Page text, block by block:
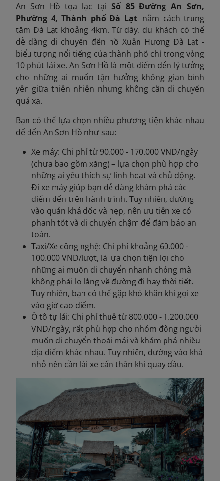
An Sơn Hồ tọa lạc tại Số 85 Đường An Sơn,
Phường 4, Thành phố Đà Lạt, nằm cách trung
tâm Đà Lạt khoảng 4km. Từ đây, du khách có thể
dễ dàng di chuyển đến hồ Xuân Hương Đà Lạt -
biểu tượng nổi tiếng của thành phố chỉ trong vòng
10 phút lái xe. An Sơn Hồ là một điểm đến lý tưởng
cho những ai muốn tận hưởng không gian bình
yên giữa thiên nhiên nhưng không cần di chuyển
quá xa.
Bạn có thể lựa chọn nhiều phương tiện khác nhau
để đến An Sơn Hồ như sau:
Xe máy: Chi phí từ 90.000 - 170.000 VND/ngày
(chưa bao gồm xăng) – lựa chọn phù hợp cho
những ai yêu thích sự linh hoạt và chủ động.
Đi xe máy giúp bạn dễ dàng khám phá các
điểm đến trên hành trình. Tuy nhiên, đường
vào quán khá dốc và hẹp, nên ưu tiên xe có
phanh tốt và di chuyển chậm để đảm bảo an
toàn.
Taxi/Xe công nghệ: Chi phí khoảng 60.000 -
100.000 VND/lượt, là lựa chọn tiện lợi cho
những ai muốn di chuyển nhanh chóng mà
không phải lo lắng về đường đi hay thời tiết.
Tuy nhiên, bạn có thể gặp khó khăn khi gọi xe
vào giờ cao điểm.
Ô tô tự lái: Chi phí thuê từ 800.000 - 1.200.000
VND/ngày, rất phù hợp cho nhóm đông người
muốn di chuyển thoải mái và khám phá nhiều
địa điểm khác nhau. Tuy nhiên, đường vào khá
nhỏ nên cần lái xe cẩn thận khi quay đầu.